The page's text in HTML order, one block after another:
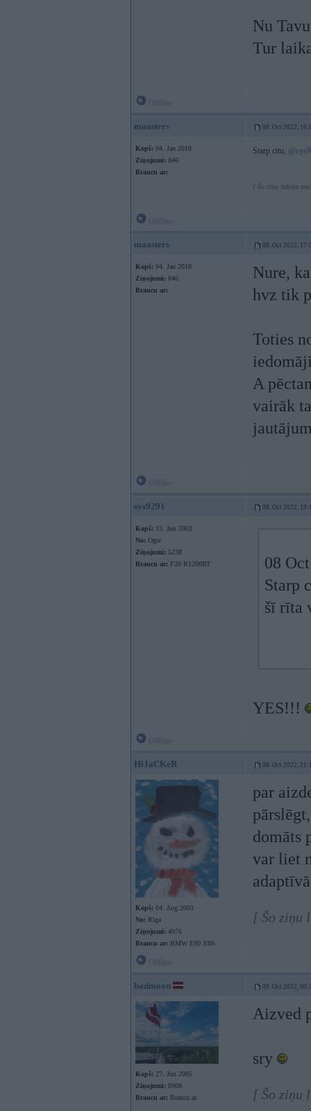
Nu
Tur
maasters 08. Oct 2022,
Kopš: 04. Jan 2018
Ziņojumi: 846
Braucu ar:
Starp citu,
[ Šo ziņu laboja
maasters 08. Oct 2022,
Kopš: 04. Jan 2018
Ziņojumi: 846
Braucu ar:
Nure,
hvz tik
Toties
A
vairāk
sys9291 08. Oct 2022,
Kopš: 13. Jun 2003
No: Ogre
Ziņojumi: 5238
Braucu ar: F20 R1200RT
08
Starp
šī rīta
YES!!!
HiJaCKeR 08. Oct 2022,
Kopš: 04. Aug 2003
No: Rīga
Ziņojumi: 4976
Braucu ar: BMW E90 330i
par
domāts
var liet
[ Šo ziņu
badmoon 09. Oct 2022,
Kopš: 27. Jun 2005
Ziņojumi: 8908
Braucu ar: Braucu ar
Aizved
sry
[ Šo ziņu